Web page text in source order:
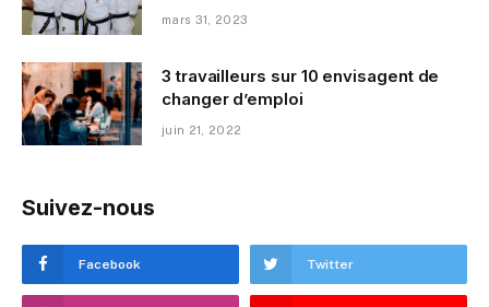
mars 31, 2023
3 travailleurs sur 10 envisagent de
changer d’emploi
juin 21, 2022
Suivez-nous
Facebook Twitter